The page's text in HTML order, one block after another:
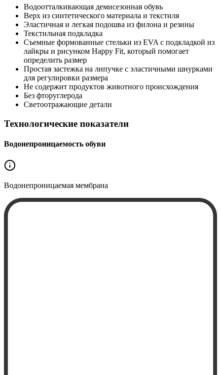
Водоотталкивающая демисезонная обувь
Верх из синтетического материала и текстиля
Эластичная и легкая подошва из филона и резины
Текстильная подкладка
Съемные формованные стельки из EVA с подкладкой из
лайкры и рисунком Happy Fit, который помогает
определить размер
Простая застежка на липучке с эластичными шнурками
для регулировки размера
Не содержит продуктов животного происхождения
Без фторуглерода
Светоотражающие детали
Технологические показатели
Водонепроницаемость обуви
Водонепроницаемая мембрана